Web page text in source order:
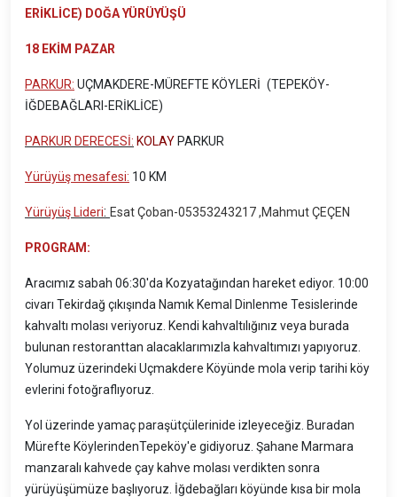
ERİKLİCE) DOĞA YÜRÜYÜŞÜ
18 EKİM PAZAR
PARKUR: UÇMAKDERE-MÜREFTE KÖYLERİ (TEPEKÖY-
İĞDEBAĞLARI-ERİKLİCE)
PARKUR DERECESİ: KOLAYPARKUR
Yürüyüş mesafesi: 10 KM
Yürüyüş Lideri: Esat Çoban-05353243217 ,Mahmut ÇEÇEN
PROGRAM:
Aracımız sabah 06:30'da Kozyatağından hareket ediyor. 10:00
civarı Tekirdağ çıkışında Namık Kemal Dinlenme Tesislerinde
kahvaltı molası veriyoruz. Kendi kahvaltılığınız veya burada
bulunan restoranttan alacaklarımızla kahvaltımızı yapıyoruz.
Yolumuz üzerindeki Uçmakdere Köyünde mola verip tarihi köy
evlerini fotoğraflıyoruz.
Yol üzerinde yamaç paraşütçülerinide izleyeceğiz. Buradan
Mürefte KöylerindenTepeköy'e gidiyoruz. Şahane Marmara
manzaralı kahvede çay kahve molası verdikten sonra
yürüyüşümüze başlıyoruz. İğdebağları köyünde kısa bir mola